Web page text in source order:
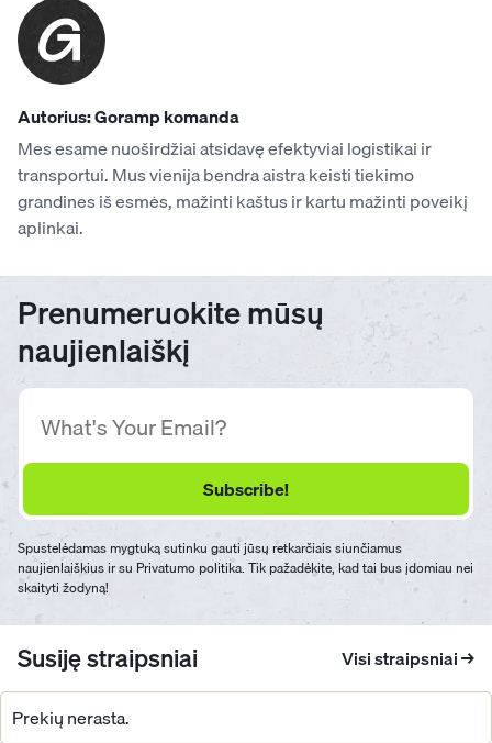
Autorius: Goramp komanda
Mes esame nuoširdžiai atsidavę efektyviai logistikai ir
transportui. Mus vienija bendra aistra keisti tiekimo
grandines iš esmės, mažinti kaštus ir kartu mažinti poveikį
aplinkai.
Prenumeruokite mūsų
naujienlaiškį
Spustelėdamas mygtuką sutinku gauti jūsų retkarčiais siunčiamus
naujienlaiškius ir su Privatumo politika. Tik pažadėkite, kad tai bus įdomiau nei
skaityti žodyną!
Susiję straipsniai Visi straipsniai →
Prekių nerasta.